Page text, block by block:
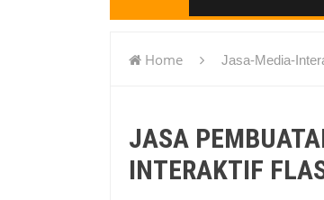
Home Jasa-Media-
JASA
INTERAKTIF